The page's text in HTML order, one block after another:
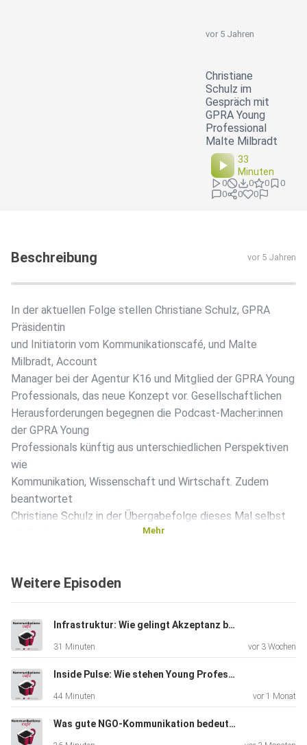
vor 5 Jahren
Christiane
Schulz im
Gespräch mit
GPRA Young
Professional
Malte Milbradt
33
Minuten
0 0 0
0
0
0 0
Beschreibung vor 5 Jahren
In der aktuellen Folge stellen Christiane Schulz, GPRA
Präsidentin
und Initiatorin vom Kommunikationscafé, und Malte
Milbradt, Account
Manager bei der Agentur K16 und Mitglied der GPRA Young
Professionals, das neue Konzept vor. Gesellschaftlichen
Herausforderungen begegnen die Podcast-Macher:innen
der GPRA Young
Professionals künftig aus unterschiedlichen Perspektiven
wie
Kommunikation, Wissenschaft und Wirtschaft. Zudem
beantwortet
Christiane Schulz in der Übergabefolge dieses Mal selbst
zu Zeiten der Pandemie und auch der Verbandsarbeit.
Mehr
Weitere Episoden
Infrastruktur: Wie gelingt Akzeptanz beim Leitungsbau?
31 Minuten vor 3 Wochen
Inside Pulse: Wie stehen Young Professionals zum Thema KI?
44 Minuten vor 1 Monat
Was gute NGO-Kommunikation bedeutet